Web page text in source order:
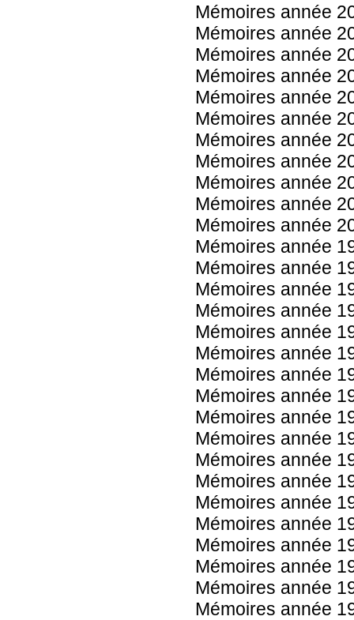
Mémoires année
Mémoires année
Mémoires année
Mémoires année
Mémoires année
Mémoires année
Mémoires année
Mémoires année
Mémoires année
Mémoires année
Mémoires année
Mémoires année
Mémoires année
Mémoires année
Mémoires année
Mémoires année
Mémoires année
Mémoires année
Mémoires année
Mémoires année
Mémoires année
Mémoires année
Mémoires année
Mémoires année
Mémoires année
Mémoires année
Mémoires année
Mémoires année
Mémoires année